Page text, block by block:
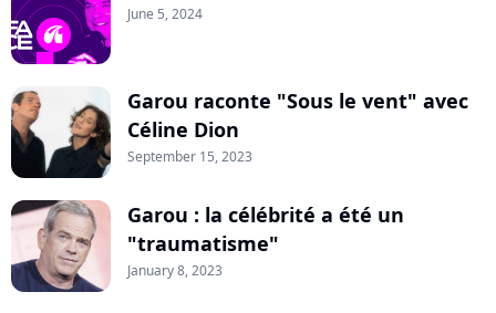
June 5, 2024
Garou raconte "Sous le vent" avec
Céline Dion
September 15, 2023
Garou : la célébrité a été un
"traumatisme"
January 8, 2023